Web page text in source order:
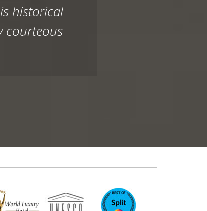
historical
courteous